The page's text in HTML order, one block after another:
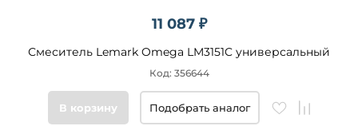
11 087 ₽
Смеситель Lemark Omega LM3151C универсальный
Код: 356644
В корзину Подобрать аналог